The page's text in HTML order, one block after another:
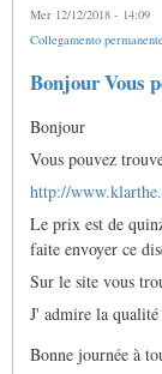
Mer 12/12/2018 - 14:09
Collegamento
Bonjour Vous
Bonjour
Vous pouvez
http://
Le prix est de
faite envoyer ce
Sur le site vous
J' admire la
Bonne journée à